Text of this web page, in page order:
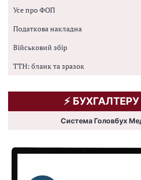
Усе про ФОП
Податкова накладна
Військовий збір
ТТН: бланк та зразок
⚡️
Система Головбух